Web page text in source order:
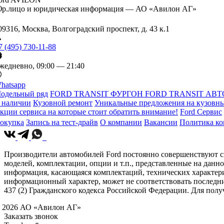
и юридическая информация — АО «Авилон АГ»
Москва, Волгоградский проспект, д. 43 к.1
(495) 730-11-88
09:00 — 21:40
ряд FORD TRANSIT ФУРГОН FORD TRANSIT
Кузовной ремонт Уникальные предложения на
сервиса на которые стоит обратить внимание! Ford Сервис
Запись на тест-драйв О компании Вакансии Политика
Производители автомобилей Ford постоянно
моделей, комплектации, опции и т.п., представленные на
информация, касающаяся комплектаций, технических
информационный характер, может не соответствовать
437 (2) Гражданского кодекса Российской Федерации. Для
АО «Авилон АГ»
Заказать звонок